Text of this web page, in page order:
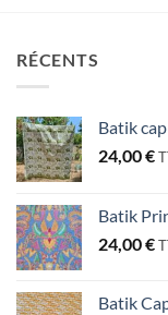
RÉCENTS
Batik
24,00€
Batik
24,00€
Batik